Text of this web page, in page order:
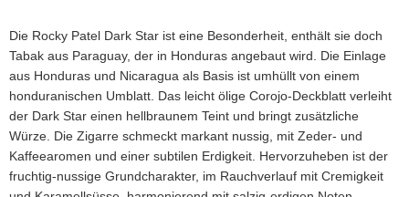
Die Rocky Patel Dark Star ist eine Besonderheit, enthält sie doch
Tabak aus Paraguay, der in Honduras angebaut wird. Die Einlage
aus Honduras und Nicaragua als Basis ist umhüllt von einem
honduranischen Umblatt. Das leicht ölige Corojo-Deckblatt verleiht
der Dark Star einen hellbraunem Teint und bringt zusätzliche
Würze. Die Zigarre schmeckt markant nussig, mit Zeder- und
Kaffeearomen und einer subtilen Erdigkeit. Hervorzuheben ist der
fruchtig-nussige Grundcharakter, im Rauchverlauf mit Cremigkeit